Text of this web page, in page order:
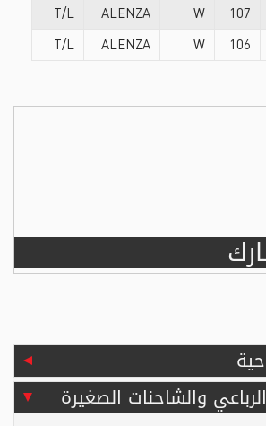
والشاحنات الصغيرة
107
W
ALENZA
T/L
106
W
ALENZA
T/L